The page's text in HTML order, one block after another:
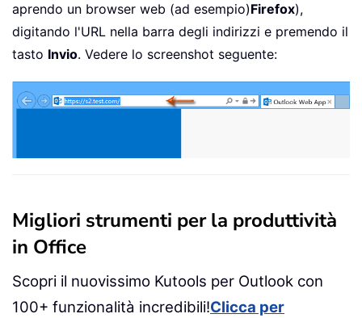
aprendo un browser web (ad esempio)Firefox),
digitando l'URL nella barra degli indirizzi e premendo il
tasto Invio. Vedere lo screenshot seguente:
Migliori strumenti per la produttività
in Office
Scopri il nuovissimo Kutools per Outlook con
100+ funzionalità incredibili!Clicca per